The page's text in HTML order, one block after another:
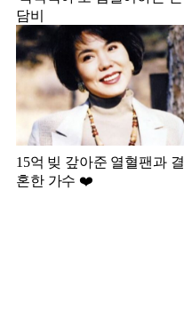
담비
15억 빚 갚아준 열혈팬과 결
혼한 가수 ❤️